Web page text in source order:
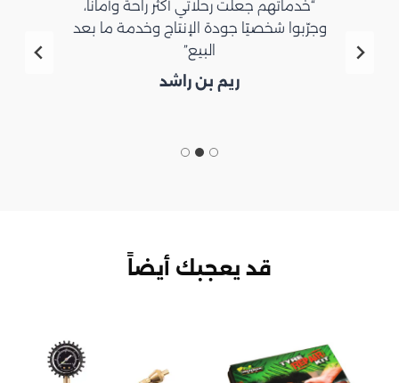
“خدماتهم جعلت رحلاتي أكثر راحة وأماناً،
وجرّبوا شخصيًا جودة الإنتاج وخدمة ما بعد
البيع”
ريم بن راشد
قد يعجبك أيضاً